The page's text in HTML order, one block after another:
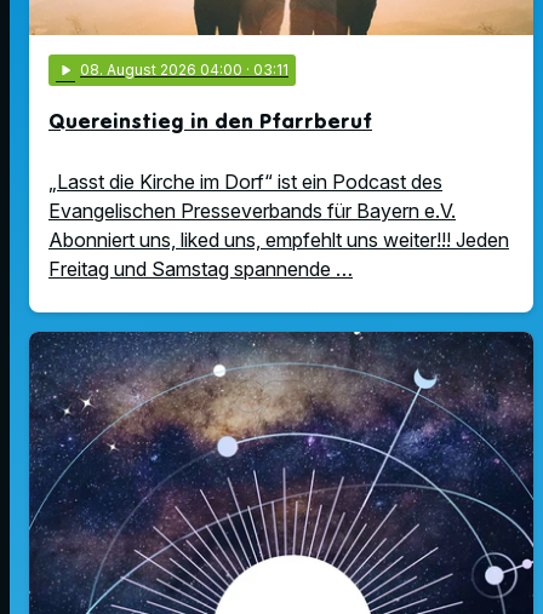
play_arrow 08. August 2026 04:00 · 03:11
Quereinstieg in den Pfarrberuf
„Lasst die Kirche im Dorf“ ist ein Podcast des
Evangelischen Presseverbands für Bayern e.V.
Abonniert uns, liked uns, empfehlt uns weiter!!! Jeden
Freitag und Samstag spannende …